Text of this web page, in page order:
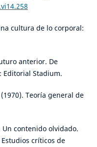
cultura de lo corporal:
anterior. De
Editorial Stadium.
Teoría general de
Un contenido olvidado.
Estudios críticos de